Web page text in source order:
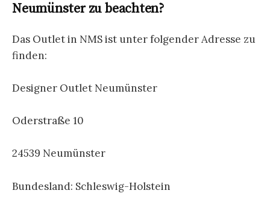
Neumünster zu beachten?
Das Outlet in NMS ist unter folgender Adresse zu
finden:
Designer Outlet Neumünster
Oderstraße 10
24539 Neumünster
Bundesland: Schleswig-Holstein